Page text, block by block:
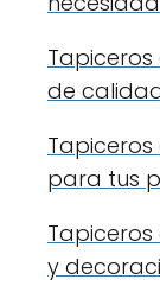
Tapiceros
de
Tapiceros
para tus
y